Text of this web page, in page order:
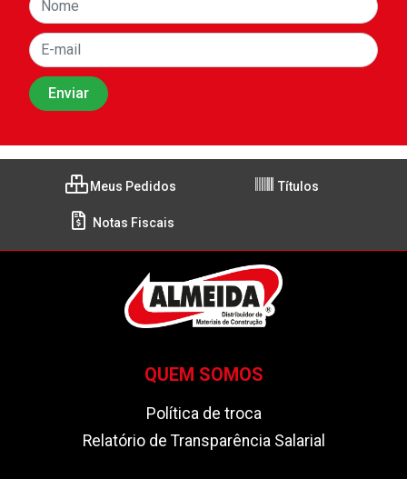
Meus Pedidos Títulos
Notas Fiscais
QUEM SOMOS
Política de troca
Relatório de Transparência Salarial